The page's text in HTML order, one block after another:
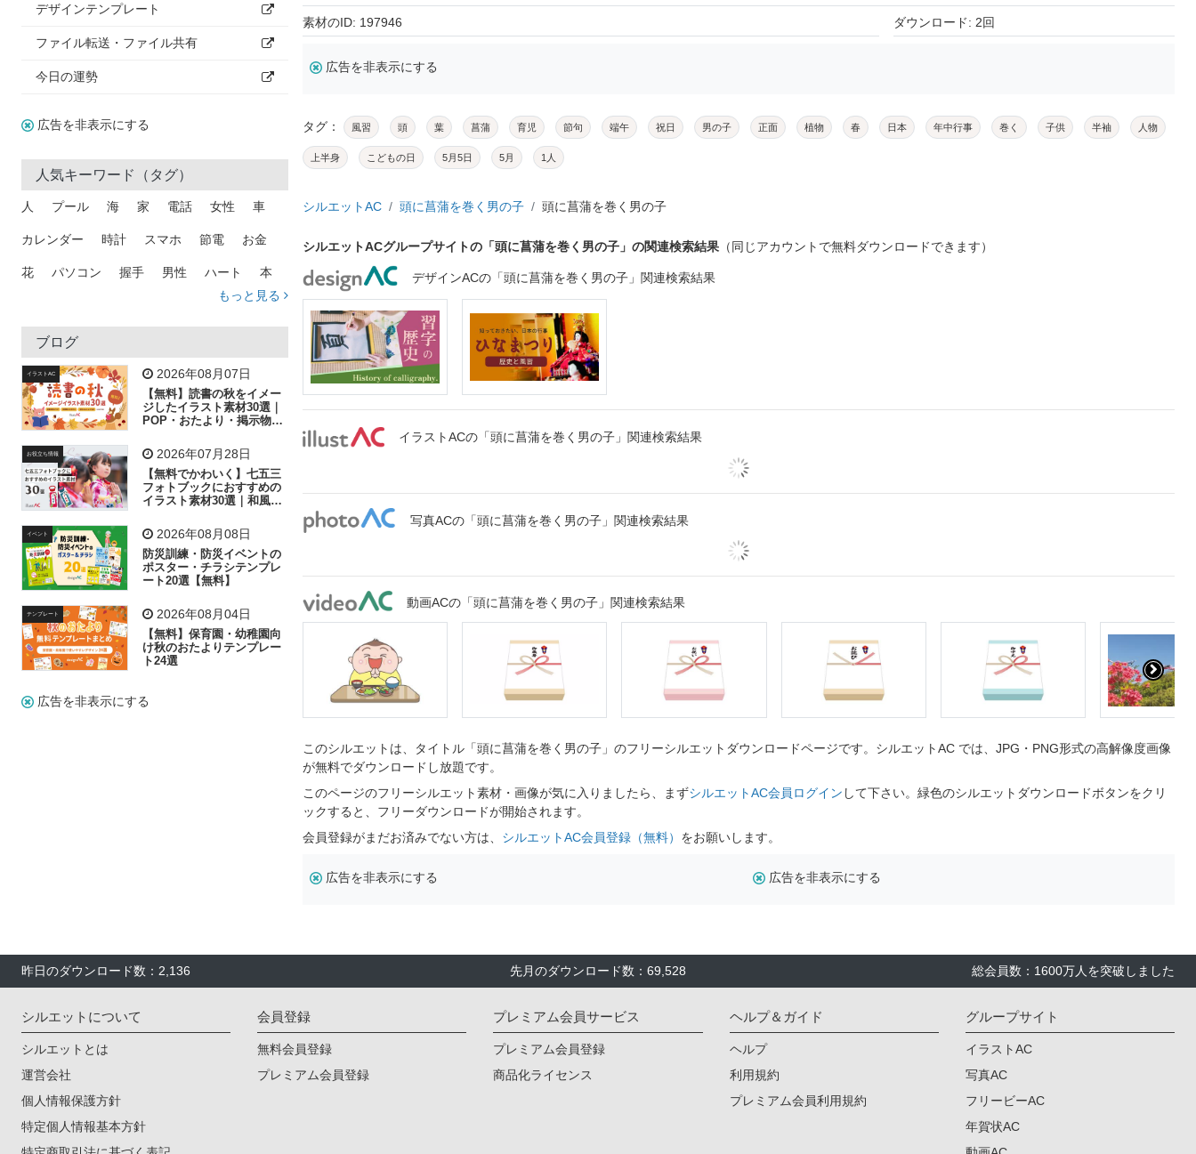
デザインテンプレート
ファイル転送・ファイル共有
今日の運勢
広告を非表示にする
人気キーワード（タグ）
人 プール 海 家 電話 女性 車
カレンダー 時計 スマホ 節電 お金
花 パソコン 握手 男性 ハート 本
トラック 木
吹き出し
飛行機 グラフ ビル 魚 家族 書類
歩く 工場 会社 太陽 キラキラ
子供 作業員 葉 相談 ピクトグラム
もっと見る
ブログ
イラストAC 2026年08月07日
【無料】読書の秋をイメー
ジしたイラスト素材30選｜
POP・おたより・掲示物に
お役立ち情報 2026年07月28日
【無料でかわいく】七五三
フォトブックにおすすめの
イラスト素材30選｜和風の
イベント 2026年08月08日
防災訓練・防災イベントの
ポスター・チラシテンプレ
ート20選【無料】
テンプレート 2026年08月04日
【無料】保育園・幼稚園向
け秋のおたよりテンプレー
ト24選
広告を非表示にする
素材のID: 197946 ダウンロード: 2回
広告を非表示にする
タグ： 風習 頭 葉 菖蒲 育児 節句 端午 祝日 男の子 正面 植物 春 日本 年中行事 巻く 子供 半袖 人物
上半身 こどもの日 5月5日 5月 1人
シルエットAC 頭に菖蒲を巻く男の子 頭に菖蒲を巻く男の子
シルエットACグループサイトの「頭に菖蒲を巻く男の子」の関連検索結果 （同じアカウントで無料ダウンロードできます）
デザインACの「頭に菖蒲を巻く男の子」関連検索結果
イラストACの「頭に菖蒲を巻く男の子」関連検索結果
写真ACの「頭に菖蒲を巻く男の子」関連検索結果
動画ACの「頭に菖蒲を巻く男の子」関連検索結果
このシルエットは、タイトル「頭に菖蒲を巻く男の子」のフリーシルエットダウンロードページです。シルエットAC では、JPG・PNG形式の高解像度画像
が無料でダウンロードし放題です。
このページのフリーシルエット素材・画像が気に入りましたら、まずシルエットAC会員ログイン して下さい。緑色のシルエットダウンロードボタンをクリ
ックすると、フリーダウンロードが開始されます。
会員登録がまだお済みでない方は、 シルエットAC会員登録（無料） をお願いします。
広告を非表示にする 広告を非表示にする
昨日のダウンロード数：2,136 先月のダウンロード数：69,528 総会員数：1600万人を突破しました
シルエットについて
シルエットとは
運営会社
個人情報保護方針
特定個人情報基本方針
会員登録
無料会員登録
プレミアム会員登録
プレミアム会員サービス
プレミアム会員登録
商品化ライセンス
ヘルプ＆ガイド
ヘルプ
利用規約
プレミアム会員利用規約
グループサイト
イラストAC
写真AC
フリービーAC
年賀状AC